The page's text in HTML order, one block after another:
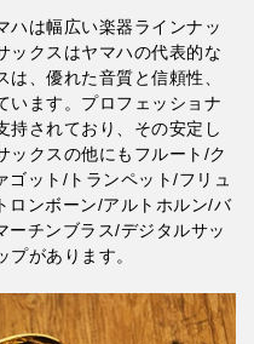
ハは幅広い楽器ラインナッ
ックスはヤマハの代表的な
、優れた音質と信頼性、
います。プロフェッショナ
持されており、その安定し
ックスの他にもフルート/ク
ゴット/トランペット/フリュ
ロンボーン/アルトホルン/バ
ーチンブラス/デジタルサッ
があります。